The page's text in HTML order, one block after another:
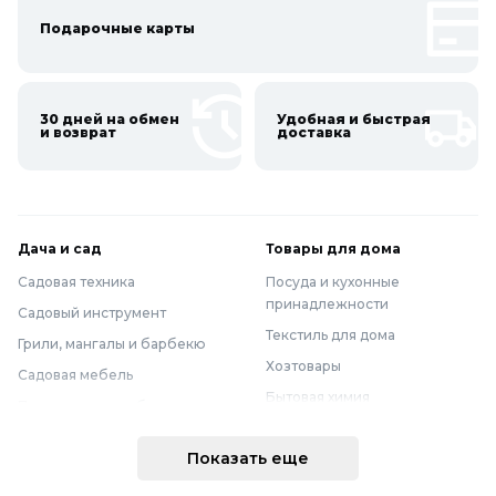
Подарочные карты
30 дней на обмен
и возврат
Удобная и быстрая
доставка
Дача и сад
Садовая техника
Садовый инструмент
Грили, мангалы и барбекю
Садовая мебель
Товары для дома
Посуда и кухонные
принадлежности
Текстиль для дома
Хозтовары
Бытовая химия
Мебель
Показать еще